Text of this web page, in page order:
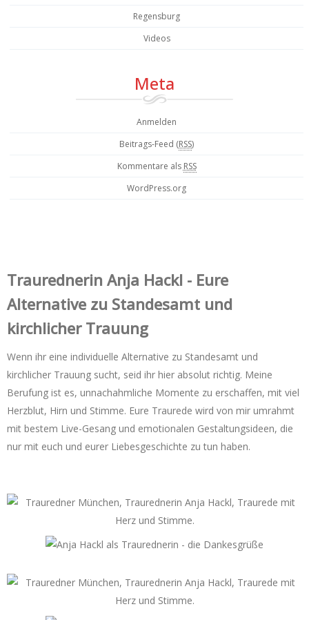
Regensburg
Videos
Meta
Anmelden
Beitrags-Feed (RSS)
Kommentare als RSS
WordPress.org
Trauredner‌in Anja Hackl - Eure
Alternative zu Standesamt und
kirchlicher Trauung
Wenn ihr eine individuelle Alternative zu Standesamt und
kirchlicher Trauung sucht, seid ihr hier absolut richtig. Meine
Berufung ist es, unnachahmliche Momente zu erschaffen, mit viel
Herzblut, Hirn und Stimme. Eure Traurede wird von mir umrahmt
mit bestem Live-Gesang und emotionalen Gestaltungsideen, die
nur mit euch und eurer Liebesgeschichte zu tun haben.